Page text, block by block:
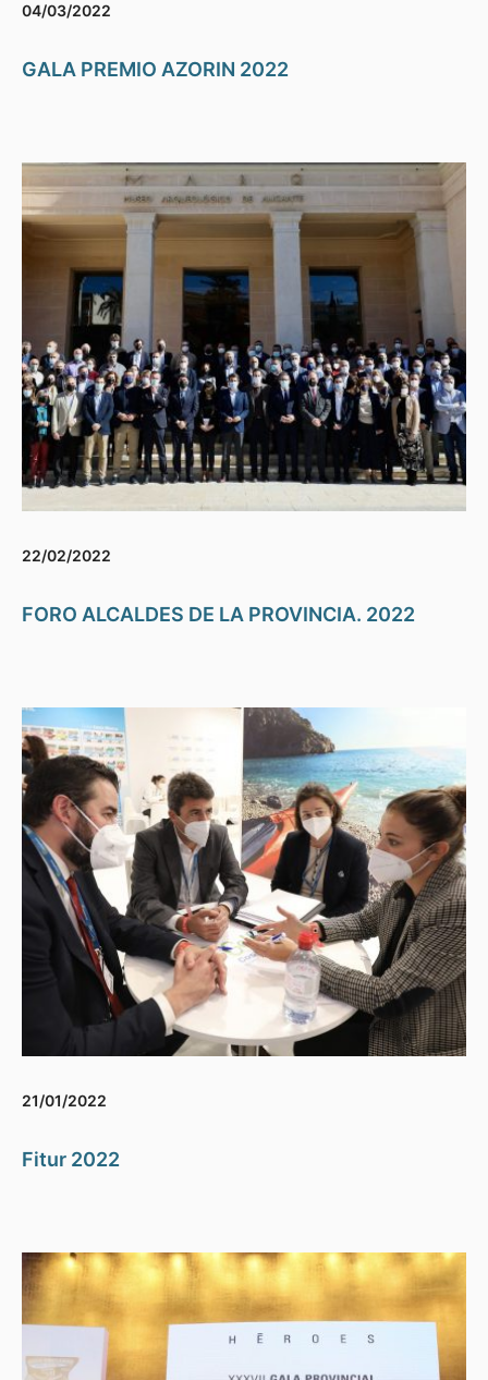
04/03/2022
GALA PREMIO AZORIN 2022
22/02/2022
FORO ALCALDES DE LA PROVINCIA. 2022
21/01/2022
Fitur 2022